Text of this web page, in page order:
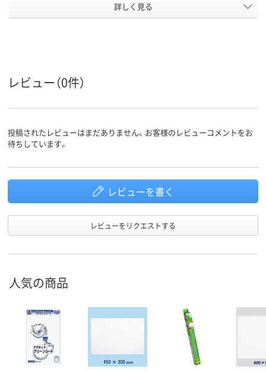
0.5mm 0.05ｍｍ
スコア
詳しく見る
レビュー（0件）
投稿されたレビューはまだありません。お客様のレビューコメントをお
待ちしています。
レビューを書く
レビューをリクエストする
人気の商品